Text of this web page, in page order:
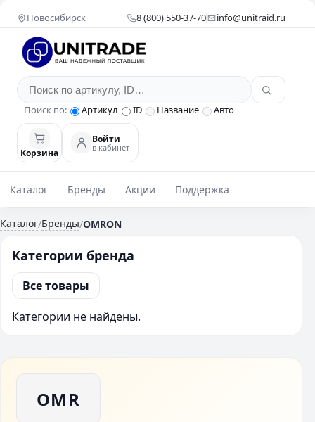
Новосибирск 8 (800) 550-37-70 info@unitraid.ru
Поиск по: Артикул ID Название Авто
Корзина
Войти
в кабинет
Каталог Бренды Акции Поддержка
Каталог/Бренды/OMRON
Категории бренда
Все товары
Категории не найдены.
OMR